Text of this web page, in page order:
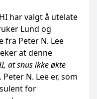
har valgt å utelate
Lund og
fra Peter N. Lee
at denne
at snus ikke økte
Peter N. Lee er, som
for